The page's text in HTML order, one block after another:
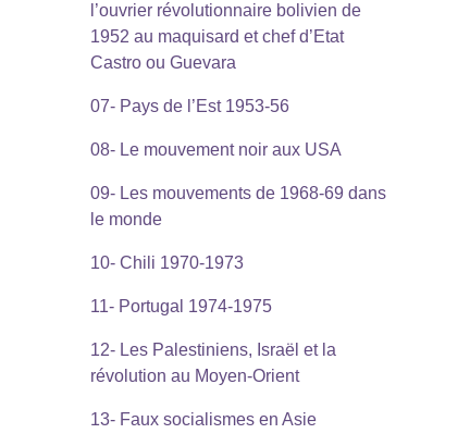
l’ouvrier révolutionnaire bolivien de
1952 au maquisard et chef d’Etat
Castro ou Guevara
07- Pays de l’Est 1953-56
08- Le mouvement noir aux USA
09- Les mouvements de 1968-69 dans
le monde
10- Chili 1970-1973
11- Portugal 1974-1975
12- Les Palestiniens, Israël et la
révolution au Moyen-Orient
13- Faux socialismes en Asie